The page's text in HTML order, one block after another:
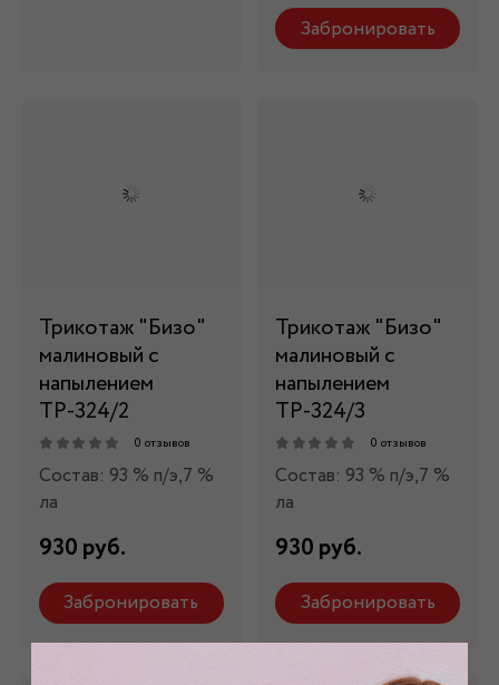
Забронировать
Трикотаж "Бизо"
малиновый с
напылением
ТР-324/2
0 отзывов
Состав: 93 % п/э,7 %
ла
930 руб.
Забронировать
Трикотаж "Бизо"
малиновый с
напылением
ТР-324/3
0 отзывов
Состав: 93 % п/э,7 %
ла
930 руб.
Забронировать